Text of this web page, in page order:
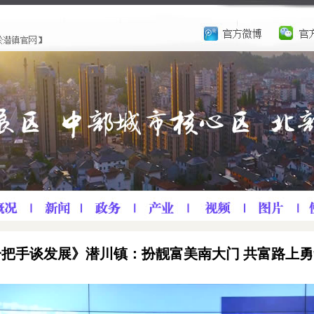
手谈发展》潜川镇：扮靓富美南大门 共富路上